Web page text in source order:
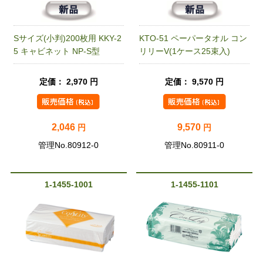
Sサイズ(小判)200枚用 KKY-2
5 キャビネット NP-S型
定価： 2,970 円
2,046 円
管理No.80912-0
KTO-51 ペーパータオル コン
リリーV(1ケース25束入)
定価： 9,570 円
9,570 円
管理No.80911-0
1-1455-1001 1-1455-1101